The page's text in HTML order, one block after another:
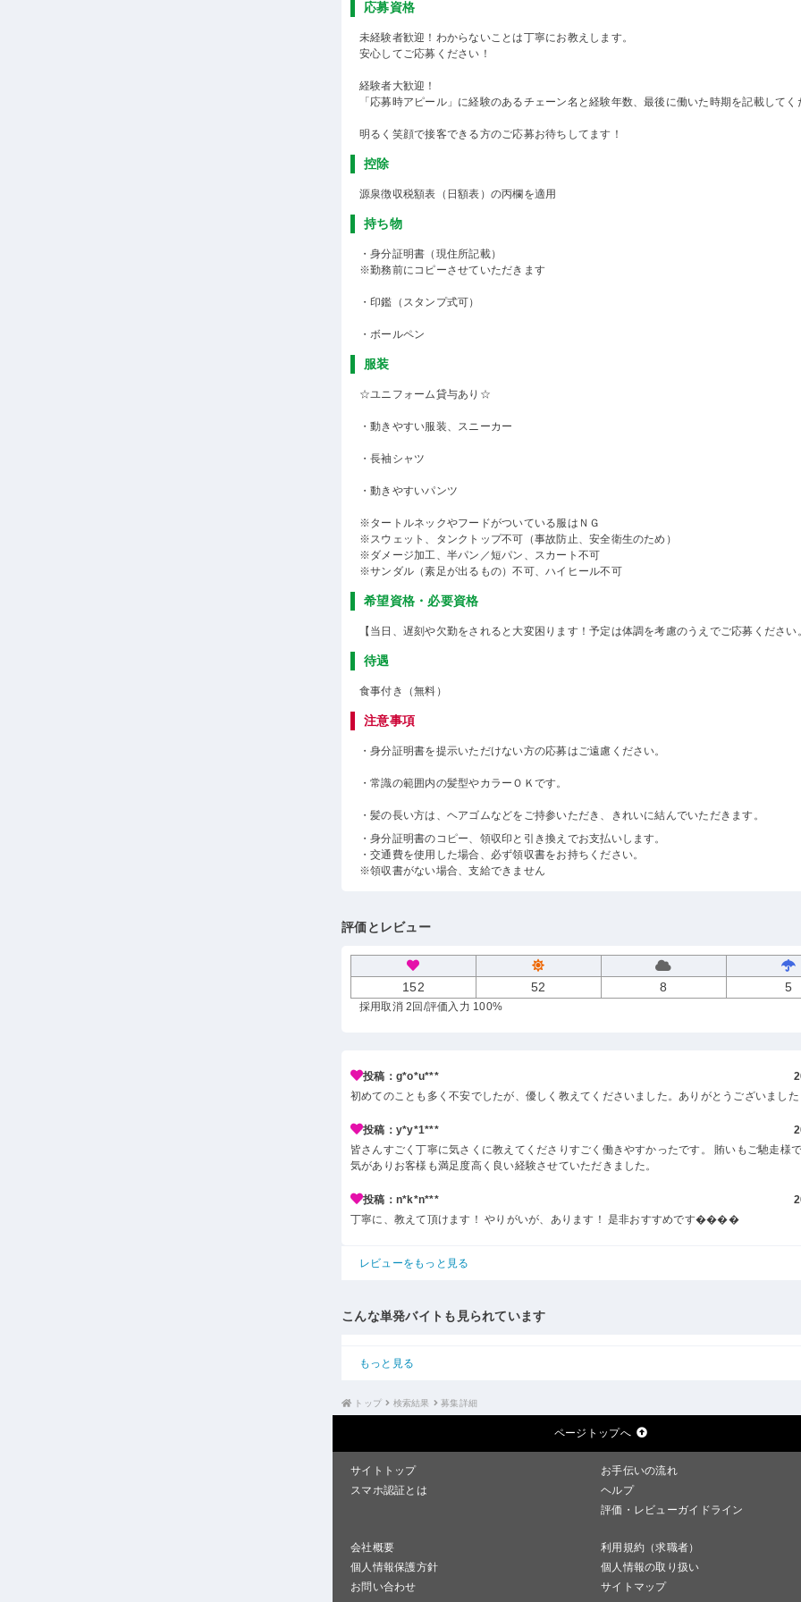
応募資格
未経験者歓迎！わからないことは丁寧にお教えします。
安心してご応募ください！
経験者大歓迎！
「応募時アピール」に経験のあるチェーン名と経験年数、最後に働いた時期を記載してく
明るく笑顔で接客できる方のご応募お待ちしてます！
控除
源泉徴収税額表（日額表）の丙欄を適用
持ち物
・身分証明書（現住所記載）
※勤務前にコピーさせていただきます
・印鑑（スタンプ式可）
・ボールペン
服装
☆ユニフォーム貸与あり☆
・動きやすい服装、スニーカー
・長袖シャツ
・動きやすいパンツ
※タートルネックやフードがついている服はＮＧ
※スウェット、タンクトップ不可（事故防止、安全衛生のため）
※ダメージ加工、半パン／短パン、スカート不可
※サンダル（素足が出るもの）不可、ハイヒール不可
希望資格・必要資格
【当日、遅刻や欠勤をされると大変困ります！予定は体調を考慮のうえでご応募ください
待遇
食事付き（無料）
注意事項
・身分証明書を提示いただけない方の応募はご遠慮ください。
・常識の範囲内の髪型やカラーＯＫです。
・髪の長い方は、ヘアゴムなどをご持参いただき、きれいに結んでいただきます。
・身分証明書のコピー、領収印と引き換えでお支払いします。
・交通費を使用した場合、必ず領収書をお持ちください。
※領収書がない場合、支給できません
評価とレビュー
152 52 8 5
採用取消 2回 /評価入力 100%
投稿：g*o*u***
初めてのことも多く不安でしたが、優しく教えてくださいました。ありがとうございました
投稿：y*y*1***
皆さんすごく丁寧に気さくに教えてくださりすごく働きやすかったです。 賄いもご馳走様
気がありお客様も満足度高く良い経験させていただきました。
投稿：n*k*n***
丁寧に、教えて頂けます！ やりがいが、あります！ 是非おすすめです����
レビューをもっと見る
こんな単発バイトも見られています
もっと見る
トップ 検索結果 募集詳細
ページトップへ
サイトトップ
お手伝いの流れ
スマホ認証とは
ヘルプ
評価・レビューガイドライン
会社概要
利用規約（求職者）
個人情報保護方針
個人情報の取り扱い
お問い合わせ
サイトマップ